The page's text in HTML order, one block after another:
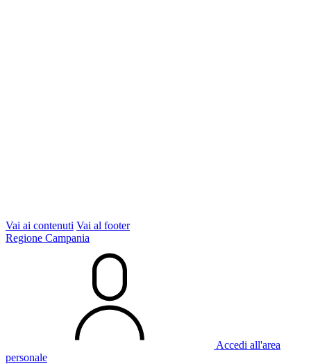
Vai ai contenuti Vai al footer
Regione Campania
Accedi all'area
personale